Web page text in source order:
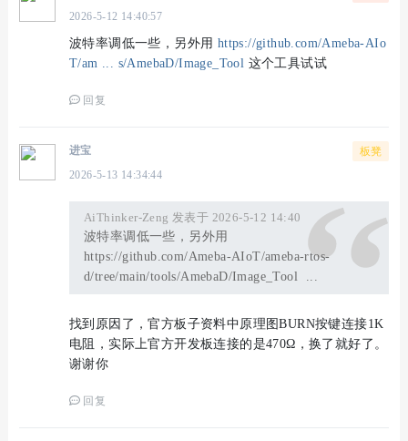
2026-5-12 14:40:57
波特率调低一些，另外用 https://github.com/Ameba-AIo
T/am ... s/AmebaD/Image_Tool 这个工具试试
回复
板凳
进宝
2026-5-13 14:34:44
AiThinker-Zeng 发表于 2026-5-12 14:40
波特率调低一些，另外用
https://github.com/Ameba-AIoT/ameba-rtos-
d/tree/main/tools/AmebaD/Image_Tool ...
找到原因了，官方板子资料中原理图BURN按键连接1K
电阻，实际上官方开发板连接的是470Ω，换了就好了。
谢谢你
回复